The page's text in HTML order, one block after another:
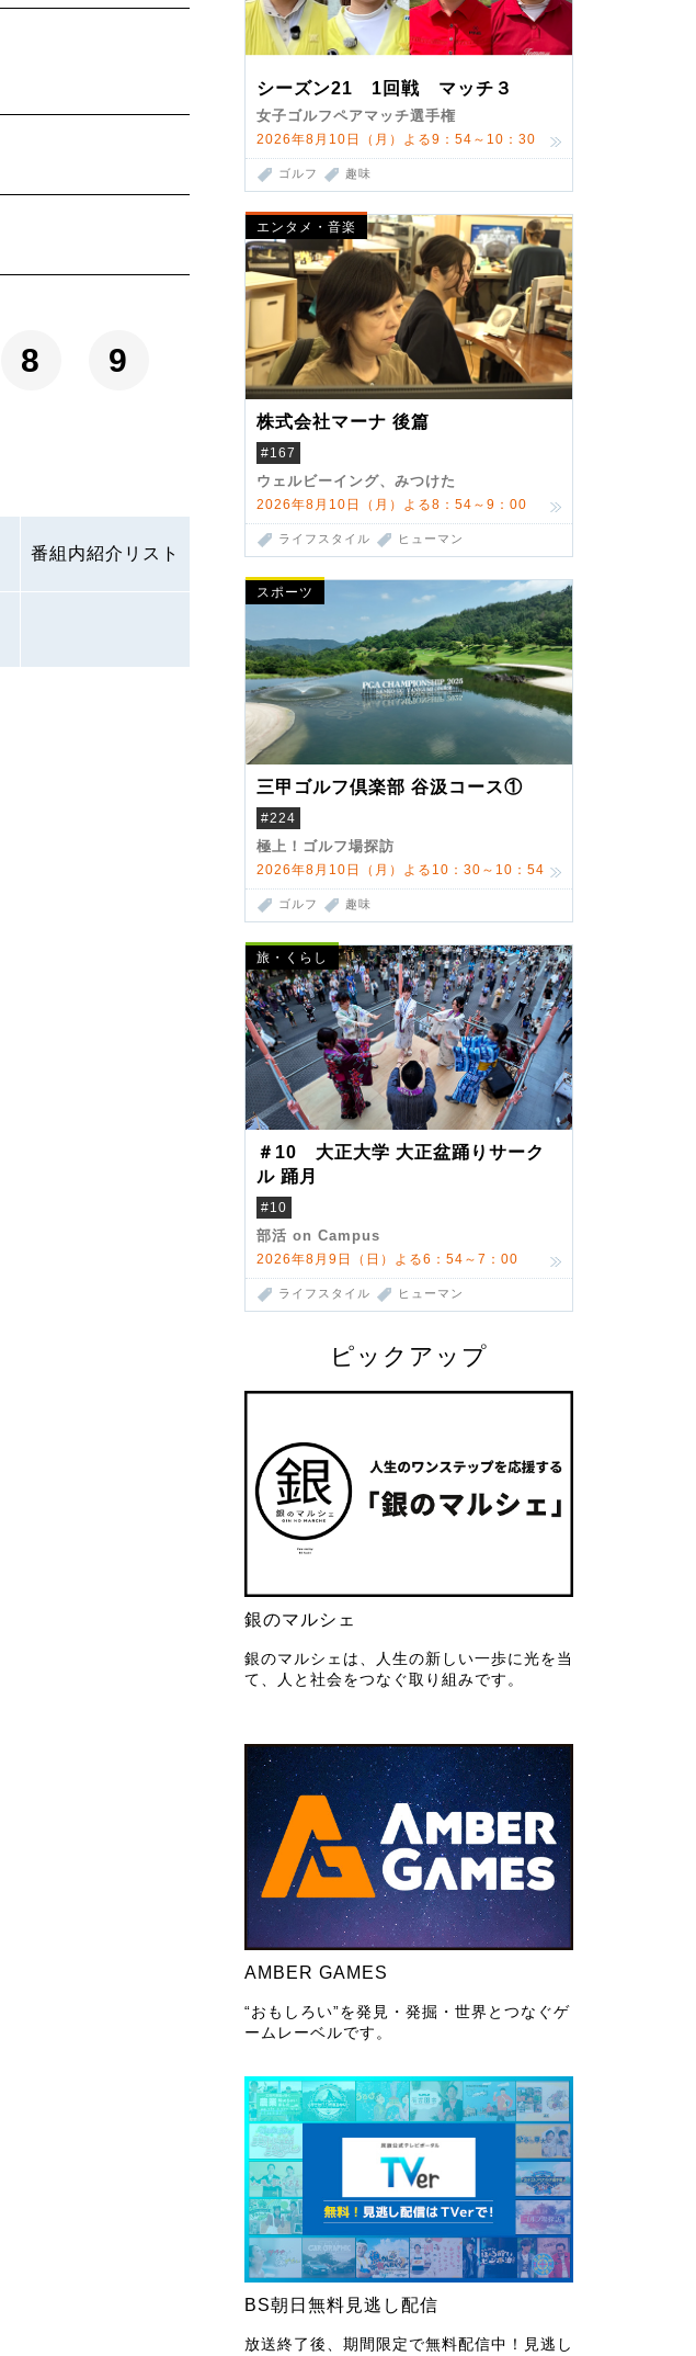
シーズン21 1回戦 マッチ３
女子ゴルフペアマッチ選手権
2026年8月10日（月）よる9：54～10：30
ゴルフ 趣味
エンタメ・音楽
株式会社マーナ 後篇
#167
ウェルビーイング、みつけた
2026年8月10日（月）よる8：54～9：00
ライフスタイル ヒューマン
スポーツ
三甲ゴルフ倶楽部 谷汲コース①
#224
極上！ゴルフ場探訪
2026年8月10日（月）よる10：30～10：54
ゴルフ 趣味
旅・くらし
＃10 大正大学 大正盆踊りサーク
ル 踊月
#10
部活 on Campus
2026年8月9日（日）よる6：54～7：00
ライフスタイル ヒューマン
ピックアップ
銀のマルシェ
銀のマルシェは、人生の新しい一歩に光を当
て、人と社会をつなぐ取り組みです。
AMBER GAMES
“おもしろい”を発見・発掘・世界とつなぐゲ
ームレーベルです。
BS朝日無料見逃し配信
放送終了後、期間限定で無料配信中！見逃し
8
9
番組内紹介リスト